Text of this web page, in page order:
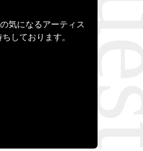
気になるアーティス
しております。